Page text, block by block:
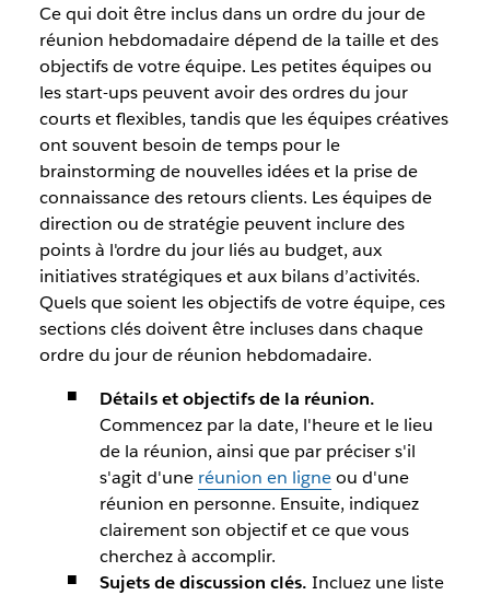
Ce qui doit être inclus dans un ordre du jour de
réunion hebdomadaire dépend de la taille et des
objectifs de votre équipe. Les petites équipes ou
les start-ups peuvent avoir des ordres du jour
courts et flexibles, tandis que les équipes créatives
ont souvent besoin de temps pour le
brainstorming de nouvelles idées et la prise de
connaissance des retours clients. Les équipes de
direction ou de stratégie peuvent inclure des
points à l'ordre du jour liés au budget, aux
initiatives stratégiques et aux bilans d’activités.
Quels que soient les objectifs de votre équipe, ces
sections clés doivent être incluses dans chaque
ordre du jour de réunion hebdomadaire.
Détails et objectifs de la réunion.
Commencez par la date, l'heure et le lieu
de la réunion, ainsi que par préciser s'il
s'agit d'une réunion en ligneou d'une
réunion en personne. Ensuite, indiquez
clairement son objectif et ce que vous
cherchez à accomplir.
Sujets de discussion clés. Incluez une liste